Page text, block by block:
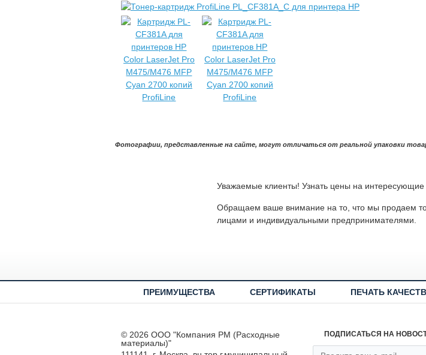
Фотографии, представленные на сайте, могут отличаться от реальной упаковки
Уважаемые клиенты! Узнать цены на
Обращаем ваше внимание на то, что мы продаем
лицами и индивидуальными предпринимателями.
ПРЕИМУЩЕСТВА СЕРТИФИКАТЫ ПЕЧАТЬ
© 2026 ООО "Компания РМ (Расходные
материалы)"
ПОДПИСАТЬСЯ НА